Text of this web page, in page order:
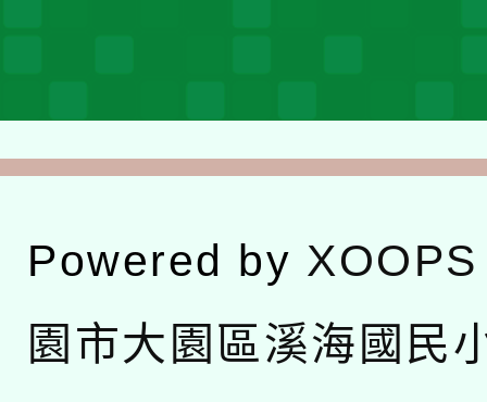
Powered by XOOPS
園市大園區溪海國民